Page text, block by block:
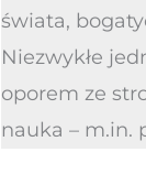
świata,
Niezwykłe
oporem ze
nauka – m.in.